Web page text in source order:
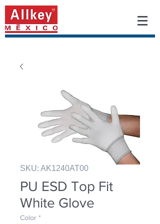
SKU: AK1240AT00
PU ESD Top Fit
White Glove
Color *